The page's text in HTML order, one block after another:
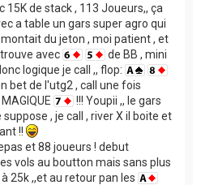
15K de stack , 113 Joueurs,, ça
a table un gars super agro qui
du jeton , moi patient , et
avec
de BB , mini
logique je call ,, flop:
bet de l'utg2 , call une fois
!!! Youpii ,, le gars
, je call , river X il boite et
!!
et 88 joueurs ! debut
vols au boutton mais sans plus
25k ,,et au retour pan les